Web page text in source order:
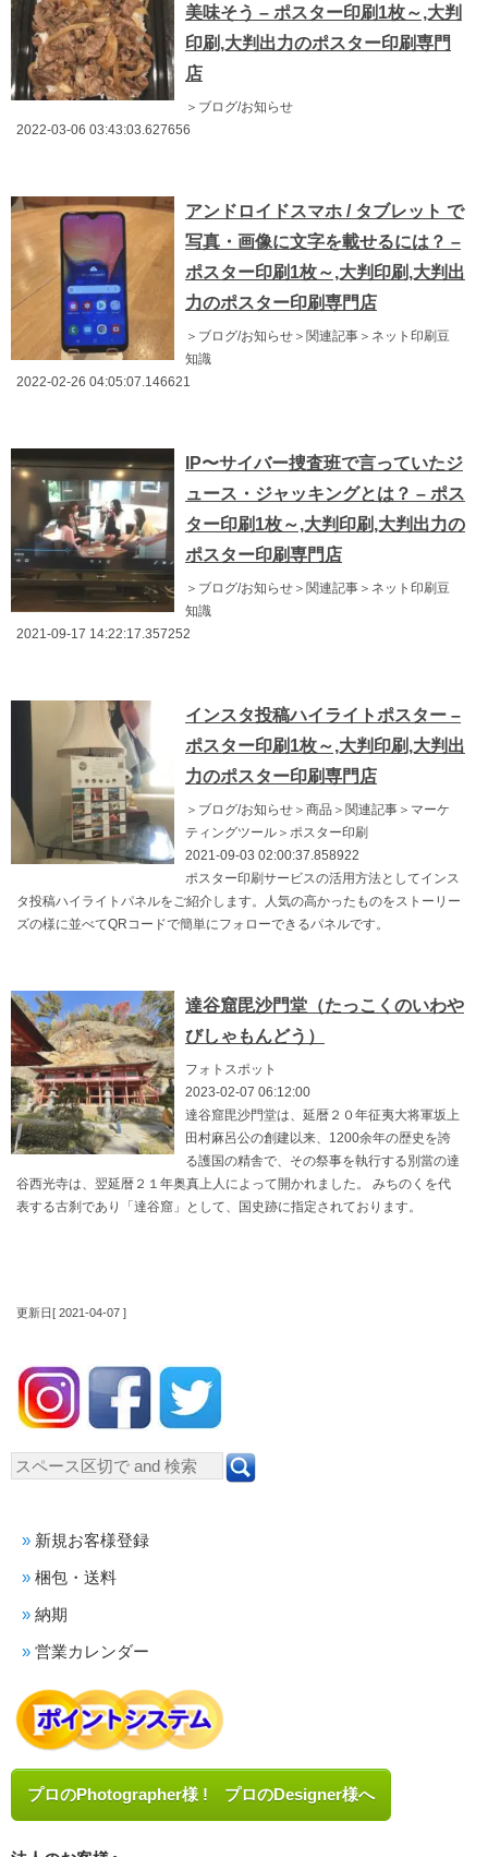
美味そう – ポスター印刷1枚～,大判
印刷,大判出力のポスター印刷専門
店
＞ブログ/お知らせ
2022-03-06 03:43:03.627656
アンドロイドスマホ / タブレット で
写真・画像に文字を載せるには？ –
ポスター印刷1枚～,大判印刷,大判出
力のポスター印刷専門店
＞ブログ/お知らせ＞関連記事＞ネット印刷豆
知識
2022-02-26 04:05:07.146621
IP〜サイバー捜査班で言っていたジ
ュース・ジャッキングとは？ – ポス
ター印刷1枚～,大判印刷,大判出力の
ポスター印刷専門店
＞ブログ/お知らせ＞関連記事＞ネット印刷豆
知識
2021-09-17 14:22:17.357252
インスタ投稿ハイライトポスター –
ポスター印刷1枚～,大判印刷,大判出
力のポスター印刷専門店
＞ブログ/お知らせ＞商品＞関連記事＞マーケ
ティングツール＞ポスター印刷
2021-09-03 02:00:37.858922
ポスター印刷サービスの活用方法としてインス
タ投稿ハイライトパネルをご紹介します。人気の高かったものをストーリー
ズの様に並べてQRコードで簡単にフォローできるパネルです。
達谷窟毘沙門堂（たっこくのいわや
びしゃもんどう）
フォトスポット
2023-02-07 06:12:00
達谷窟毘沙門堂は、延暦２０年征夷大将軍坂上
田村麻呂公の創建以来、1200余年の歴史を誇
る護国の精舎で、その祭事を執行する別當の達
谷西光寺は、翌延暦２１年奥真上人によって開かれました。 みちのくを代
表する古刹であり「達谷窟」として、国史跡に指定されております。
更新日[ 2021-04-07 ]
新規お客様登録
梱包・送料
納期
営業カレンダー
プロのPhotographer様 ! プロのDesigner様へ